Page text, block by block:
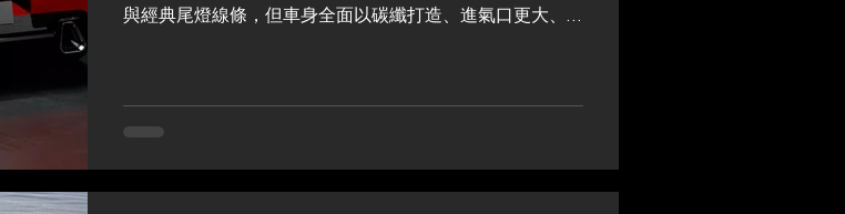
與經典尾燈線條，但車身全面以碳纖打造、進氣口更大、